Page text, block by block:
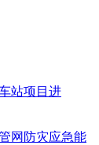
站项目进
网防灾应急能